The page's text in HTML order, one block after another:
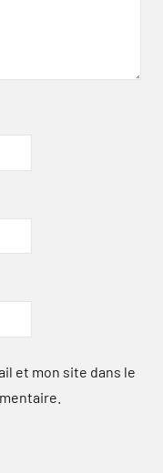
et mon site dans le